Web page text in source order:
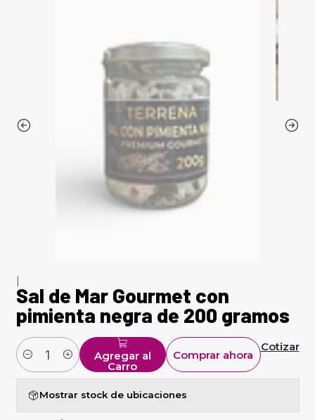
Sal de Mar Gourmet con
pimienta negra de 200 gramos
Cantidad Agregar al
Carro
Comprar ahora
Cotizar
Mostrar stock de ubicaciones